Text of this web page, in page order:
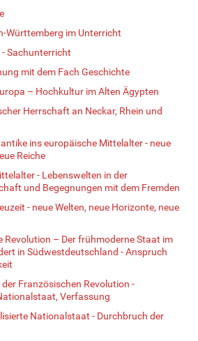
Württemberg im Unterricht
Sachunterricht
mit dem Fach Geschichte
– Hochkultur im Alten Ägypten
Herrschaft an Neckar, Rhein und
ins europäische Mittelalter - neue
Reiche
- Lebenswelten in der
und Begegnungen mit dem Fremden
- neue Welten, neue Horizonte, neue
Revolution – Der frühmoderne Staat im
in Südwestdeutschland - Anspruch
Französischen Revolution -
Verfassung
Nationalstaat - Durchbruch der